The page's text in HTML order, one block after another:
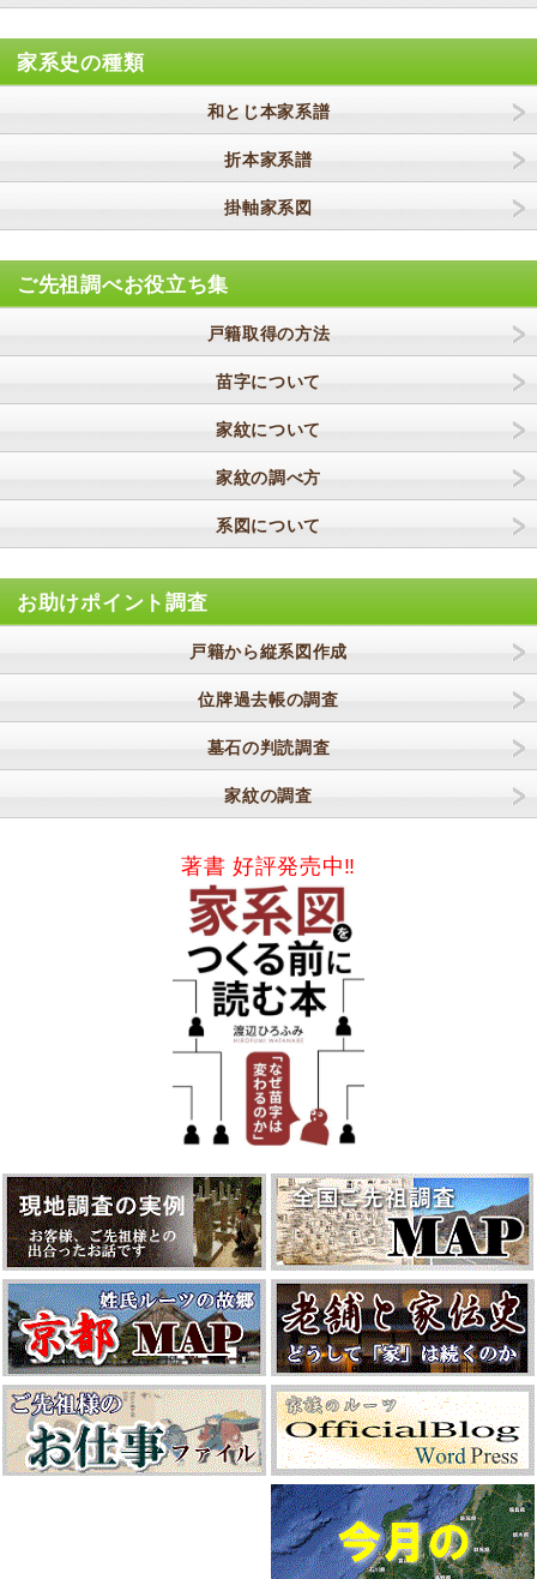
家系史の種類
和とじ本家系譜
折本家系譜
掛軸家系図
ご先祖調べお役立ち集
戸籍取得の方法
苗字について
家紋について
家紋の調べ方
系図について
お助けポイント調査
戸籍から縦系図作成
位牌過去帳の調査
墓石の判読調査
家紋の調査
著書 好評発売中‼